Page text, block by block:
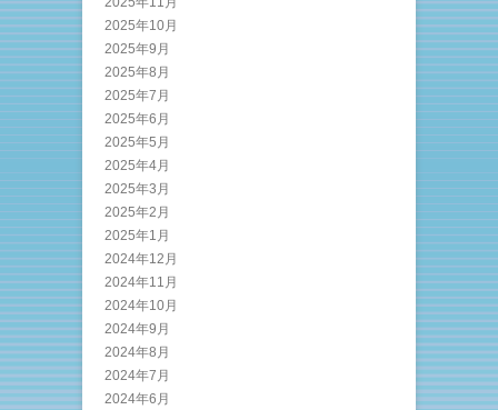
2025年10月
2025年9月
2025年8月
2025年7月
2025年6月
2025年5月
2025年4月
2025年3月
2025年2月
2025年1月
2024年12月
2024年11月
2024年10月
2024年9月
2024年8月
2024年7月
2024年6月